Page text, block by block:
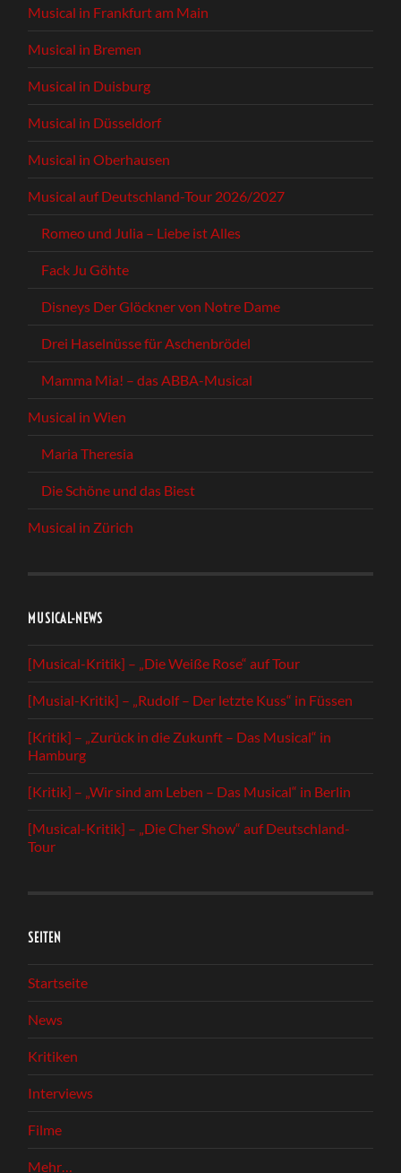
Musical in Frankfurt am Main
Musical in Bremen
Musical in Duisburg
Musical in Düsseldorf
Musical in Oberhausen
Musical auf Deutschland-Tour 2026/2027
Romeo und Julia – Liebe ist Alles
Fack Ju Göhte
Disneys Der Glöckner von Notre Dame
Drei Haselnüsse für Aschenbrödel
Mamma Mia! – das ABBA-Musical
Musical in Wien
Maria Theresia
Die Schöne und das Biest
Musical in Zürich
MUSICAL-NEWS
[Musical-Kritik] – „Die Weiße Rose“ auf Tour
[Musial-Kritik] – „Rudolf – Der letzte Kuss“ in Füssen
[Kritik] – „Zurück in die Zukunft – Das Musical“ in
Hamburg
[Kritik] – „Wir sind am Leben – Das Musical“ in Berlin
[Musical-Kritik] – „Die Cher Show“ auf Deutschland-
Tour
SEITEN
Startseite
News
Kritiken
Interviews
Filme
Mehr…